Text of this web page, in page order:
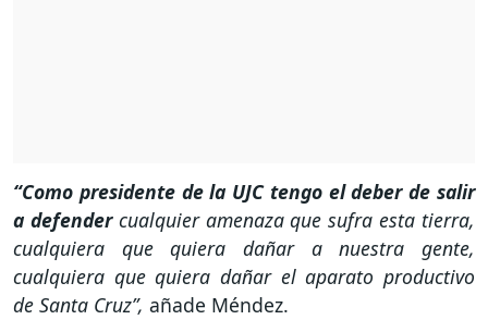
“Como presidente de la UJC tengo el deber de salir
a defendercualquier amenaza que sufra esta tierra,
cualquiera que quiera dañar a nuestra gente,
cualquiera que quiera dañar el aparato productivo
de Santa Cruz”, añade Méndez.